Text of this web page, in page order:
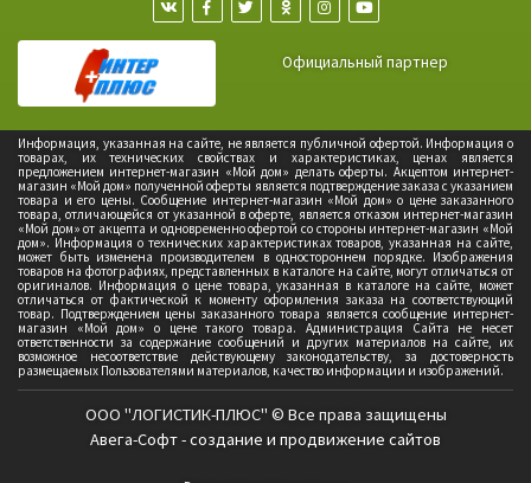
Официальный партнер
Информация, указанная на сайте, не является публичной офертой. Информация о
товарах, их технических свойствах и характеристиках, ценах является
предложением интернет-магазин «Мой дом» делать оферты. Акцептом интернет-
магазин «Мой дом» полученной оферты является подтверждение заказа с указанием
товара и его цены. Сообщение интернет-магазин «Мой дом» о цене заказанного
товара, отличающейся от указанной в оферте, является отказом интернет-магазин
«Мой дом» от акцепта и одновременно офертой со стороны интернет-магазин «Мой
дом». Информация о технических характеристиках товаров, указанная на сайте,
может быть изменена производителем в одностороннем порядке. Изображения
товаров на фотографиях, представленных в каталоге на сайте, могут отличаться от
оригиналов. Информация о цене товара, указанная в каталоге на сайте, может
отличаться от фактической к моменту оформления заказа на соответствующий
товар. Подтверждением цены заказанного товара является сообщение интернет-
магазин «Мой дом» о цене такого товара. Администрация Сайта не несет
ответственности за содержание сообщений и других материалов на сайте, их
возможное несоответствие действующему законодательству, за достоверность
размещаемых Пользователями материалов, качество информации и изображений.
ООО "ЛОГИСТИК-ПЛЮС" © Все права защищены
Авега-Софт - создание и продвижение сайтов